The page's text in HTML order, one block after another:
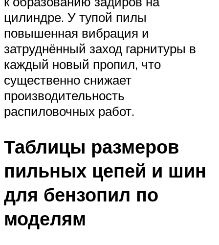
цилиндре. У тупой пилы
повышенная вибрация и
затруднённый заход гарнитуры в
каждый новый пропил, что
существенно снижает
производительность
распиловочных работ.
Таблицы размеров
пильных цепей и шин
для бензопил по
моделям